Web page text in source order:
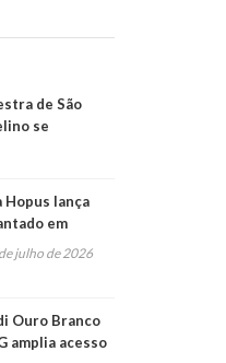
de São
se
na
Hopus lança
em
e inglês
julho de 2026
Ouro Branco
amplia acesso